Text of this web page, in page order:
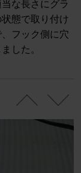
な長さにグラ
態で取り付け
フック側に穴
した。